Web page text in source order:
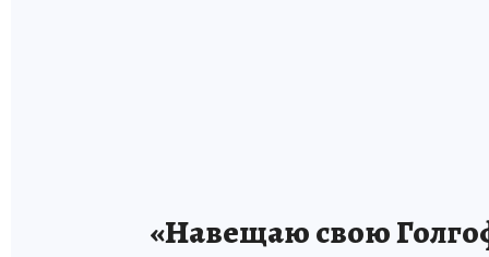
«Навещаю свою